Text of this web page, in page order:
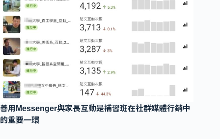
善用Messenger與家長互動是補習班在社群媒體行銷中
的重要一環